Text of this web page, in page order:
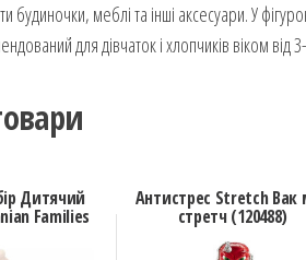
будиночки, меблі та інші аксесуари. У
для дівчаток і хлопчиків віком від
Дитячий
Families
Антистрес Stretch Вак
стретч (120488)